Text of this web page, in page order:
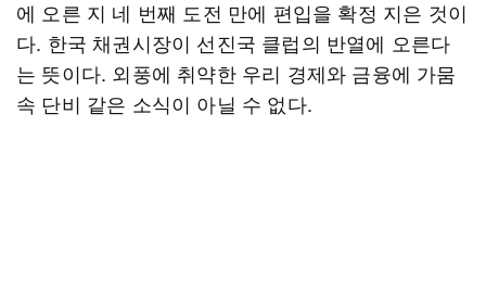
에 오른 지 네 번째 도전 만에 편입을 확정 지은 것이
다. 한국 채권시장이 선진국 클럽의 반열에 오른다
는 뜻이다. 외풍에 취약한 우리 경제와 금융에 가뭄
속 단비 같은 소식이 아닐 수 없다.